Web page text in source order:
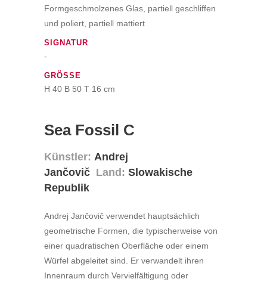
Formgeschmolzenes Glas, partiell geschliffen
und poliert, partiell mattiert
SIGNATUR
-
GRÖSSE
H 40 B 50 T 16 cm
Sea Fossil C
Künstler: Andrej
Jančovič Land: Slowakische
Republik
Andrej Jančovič verwendet hauptsächlich
geometrische Formen, die typischerweise von
einer quadratischen Oberfläche oder einem
Würfel abgeleitet sind. Er verwandelt ihren
Innenraum durch Vervielfältigung oder